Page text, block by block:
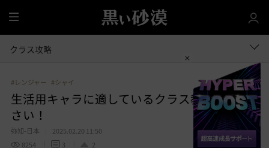
全
体
クラス攻略
#レンジャー #シャイ
生活用キャラに適しているクラス教えてくだ
さい！
弥知-日本
2025.02.20 11:50
8254
3 2